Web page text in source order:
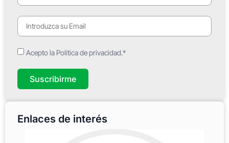
Acepto la Política de privacidad.*
Suscribirme
Enlaces de interés